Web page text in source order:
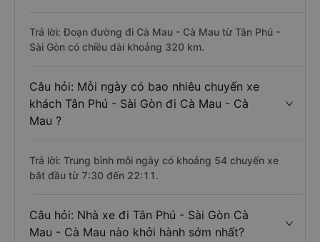
Trả lời: Đoạn đường đi Cà Mau - Cà Mau từ Tân Phú -
Sài Gòn có chiều dài khoảng 320 km.
Câu hỏi: Mỗi ngày có bao nhiêu chuyến xe
khách Tân Phú - Sài Gòn đi Cà Mau - Cà
Mau ?
Trả lời: Trung bình mỗi ngày có khoảng 54 chuyến xe
bắt đầu từ 7:30 đến 22:11.
Câu hỏi: Nhà xe đi Tân Phú - Sài Gòn Cà
Mau - Cà Mau nào khởi hành sớm nhất?